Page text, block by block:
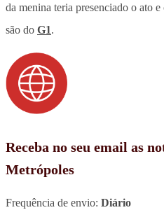
da menina teria presenciado o ato
são do G1.
Receba no seu email as
Metrópoles
Frequência de envio: Diário